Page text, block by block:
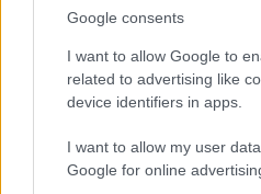
Google consents
I want to allow Google to
related to advertising like
device identifiers in apps.
I want to allow my user
Google for online
"Hatalmas viharban" - így